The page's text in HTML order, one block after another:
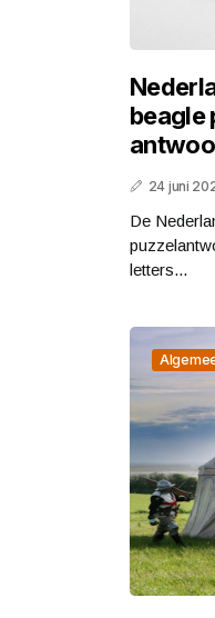
beagle
24 juni
De
letters...